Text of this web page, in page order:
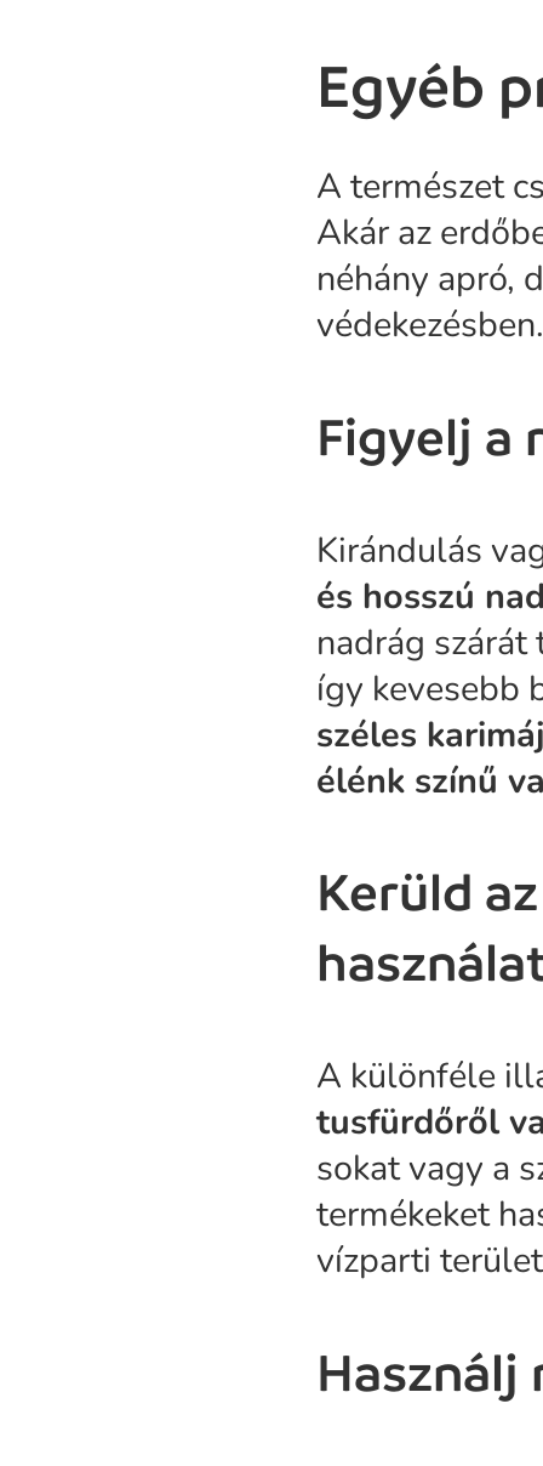
Egyéb
A természet
Akár az
néhány apró,
Figyelj a
Kirándulás
és hosszú
nadrág
így kevesebb
széles
élénk színű
Kerüld
A különféle
tusfürdőről
sokat vagy a
termékeket
vízparti